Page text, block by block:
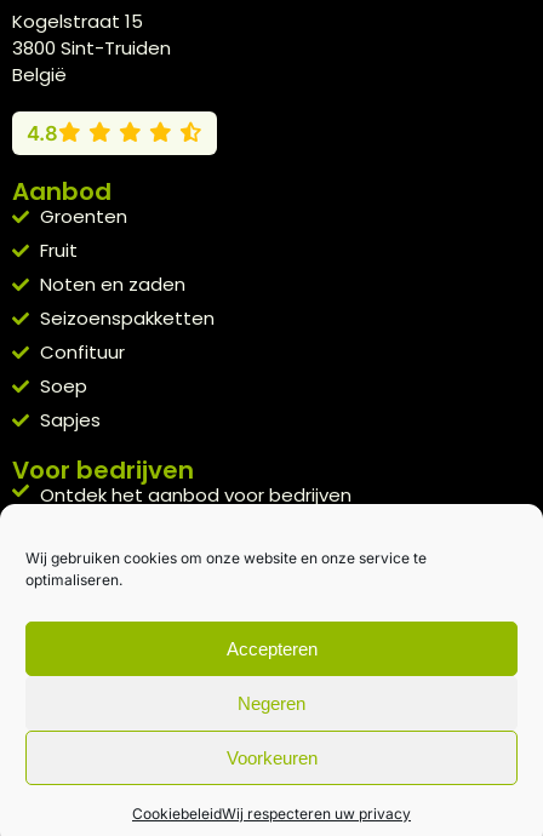
Wij gebruiken cookies om onze website en onze service te
optimaliseren.
Accepteren
Negeren
Voorkeuren
CookiebeleidWij respecteren uw privacy
Kogelstraat 15
3800 Sint-Truiden
België
4.8
Aanbod
Groenten
Fruit
Noten en zaden
Seizoenspakketten
Confituur
Soep
Sapjes
Voor bedrijven
Ontdek het aanbod voor bedrijven
Kennismakingspakket aanvragen
Blijft op de hoogte
Rechtstreeks van het veld naar je inbox.
Inschrijven nieuwsbrief
Algemene voorwaarden|Privacybeleid| gemaakt met door
creativitijd